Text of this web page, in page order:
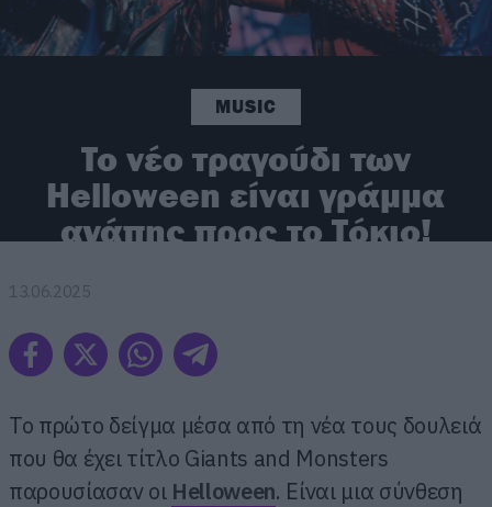
MUSIC
To νέο τραγούδι των
Helloween είναι γράμμα
αγάπης προς το Τόκιο!
13.06.2025
Το πρώτο δείγμα μέσα από τη νέα τους δουλειά
που θα έχει τίτλο Giants and Monsters
παρουσίασαν οι Helloween. Είναι μια σύνθεση